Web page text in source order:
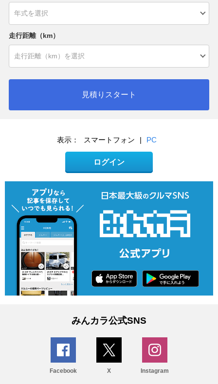
走行距離（km）
見積りスタート
表示： スマートフォン | PC
ログイン
みんカラ公式SNS
Facebook X Instagram